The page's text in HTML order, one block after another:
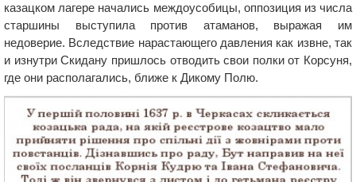
казацком лагере начались междоусобицы, оппозиция из числа
старшины выступила против атаманов, выражая им
недоверие. Вследствие нарастающего давления как извне, так
и изнутри Скидану пришлось отводить свои полки от Корсуня,
где они располагались, ближе к Дикому Полю.